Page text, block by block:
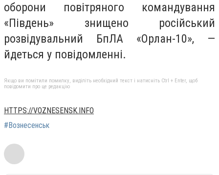
оборони повітряного командування
«Південь» знищено російський
розвідувальний БпЛА «Орлан-10», —
йдеться у повідомленні.
Якщо ви помітили помилку, виділіть необхідний текст і натисніть Ctrl + Enter, щоб
повідомити про це редакцію
HTTPS://VOZNESENSK.INFO
#Вознесенськ